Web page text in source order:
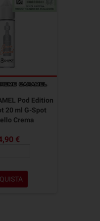
Pod Edition
20 ml G-Spot
Crema
€